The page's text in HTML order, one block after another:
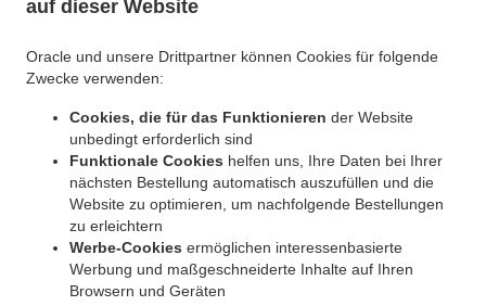
auf dieser Website
Oracle und unsere Drittpartner können Cookies für folgende
Zwecke verwenden:
Cookies, die für das Funktionieren der Website
unbedingt erforderlich sind
Funktionale Cookies helfen uns, Ihre Daten bei Ihrer
nächsten Bestellung automatisch auszufüllen und die
Website zu optimieren, um nachfolgende Bestellungen
zu erleichtern
Werbe-Cookies ermöglichen interessenbasierte
Werbung und maßgeschneiderte Inhalte auf Ihren
Browsern und Geräten
Indisches Essen Lieferservice Jette Ixelles
Bruxelles | Brussel Bruxelles . Indisches Essen Lieferservice Bruxelles | Brussel
Essen Lieferservice Ukkel . Indisches Essen Lieferservice Dilbeek Groot-Bijgaarden
Indisches Essen Lieferservice Dilbeek Anderlecht
Indisches Essen Lieferservice Beersel Uccle Indisches Essen Lieferservice Beersel
Indisches Essen Lieferservice ワーフェル Bruxelles Indisches Essen Lieferservice ワーフ
Indisches Essen Lieferservice Watermael-Boitsfort Boitsfort
Lieferservice Watermael-Boitsfort . Indisches Essen Lieferservice Auderghem Oudergem
Indisches Essen Lieferservice Auderghem